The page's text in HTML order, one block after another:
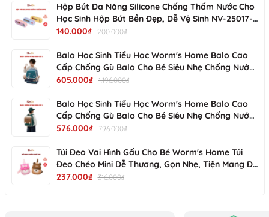
đồ chơi cho bé trai, đồ chơi, cát động lực cho bé 1kg, cát
chơi cát động lực, cát động lực deli, khuôn cát động lực, cát
bé, cát đồ chơi cho bé, đồ chơi cát, cát cho bé chơi, cát
lực cho bé, cát
https://cf.shopee.vn/file/vn-11134208-7ra0g-
https://cf.shopee.vn/file/vn-11134208-7ra0g-
https://cf.shopee.vn/file/vn-11134208-7ra0g-
https://cf.shopee.vn/file/vn-11134208-7ra0g-
Hộp Bút Đa Năng Silicone Chống Thấm Nước Cho
Học Sinh Hộp Bút Bền Đẹp, Dễ Vệ Sinh NV-25017-
01 KIMCHI KIDS
140.000₫ 200.000₫
Balo Học Sinh Tiểu Học Worm's Home Balo Cao
Cấp Chống Gù Balo Cho Bé Siêu Nhẹ Chống Nước
Nhiều Ngăn - KimChi Kids -S34202
605.000₫ 1.196.000₫
Balo Học Sinh Tiểu Học Worm's Home Balo Cao
Cấp Chống Gù Balo Cho Bé Siêu Nhẹ Chống Nước
Nhiều Ngăn - KimChi Kids - S00502
576.000₫ 796.000₫
Túi Đeo Vai Hình Gấu Cho Bé Worm's Home Túi
Đeo Chéo Mini Dễ Thương, Gọn Nhẹ, Tiện Mang Đi
Chơi R137
237.000₫ 316.000₫